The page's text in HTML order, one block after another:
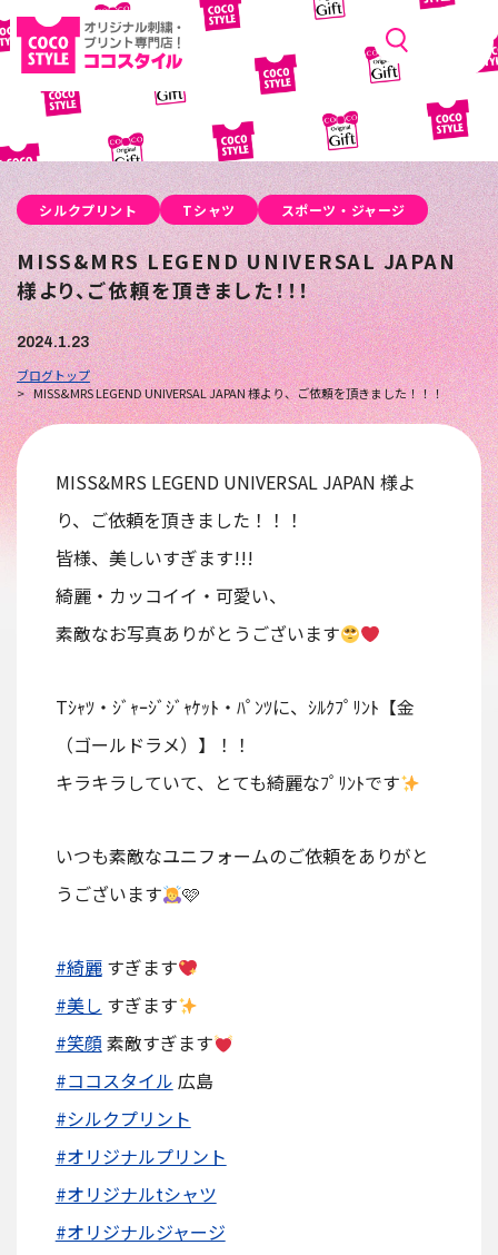
シルクプリント Tシャツ スポーツ・ジャージ
MISS&MRS LEGEND UNIVERSAL JAPAN
様より、ご依頼を頂きました！！！
2024.1.23
ブログトップ
MISS&MRS LEGEND UNIVERSAL JAPAN 様より、ご依頼を頂きました！！！
MISS&MRS LEGEND UNIVERSAL JAPAN 様よ
り、ご依頼を頂きました！！！
皆様、美しいすぎます!!!
綺麗・カッコイイ・可愛い、
素敵なお写真ありがとうございます
Tｼｬﾂ・ｼﾞｬｰｼﾞｼﾞｬｹｯﾄ・ﾊﾟﾝﾂに、ｼﾙｸﾌﾟﾘﾝﾄ【金
（ゴールドラメ）】！！
キラキラしていて、とても綺麗なﾌﾟﾘﾝﾄです
いつも素敵なユニフォームのご依頼をありがと
うございます
🩷
#綺麗すぎます
#美し すぎます
#笑顔 素敵すぎます
#ココスタイル 広島
#シルクプリント
#オリジナルプリント
#オリジナルtシャツ
#オリジナルジャージ